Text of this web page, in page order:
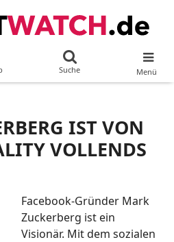
Suche Menü
IST VON
VOLLENDS
Facebook-Gründer Mark
Zuckerberg ist ein
Visionär. Mit dem sozialen